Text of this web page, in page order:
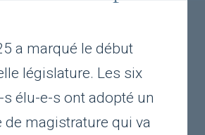
a marqué le début
législature. Les six
élu-e-s ont adopté un
magistrature qui va